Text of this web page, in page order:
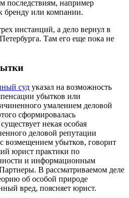
последствиям, например
бренду или компании.
инстанций, а дело вернул в
Там его еще пока не
суд указал на возможность
убытков или
умалением деловой
сформировалась
некая особая
деловой репутации
возмещением убытков, говорит
юрист практики по
и информационным
В рассматриваемом деле
об особой природе
вред, поясняет юрист.